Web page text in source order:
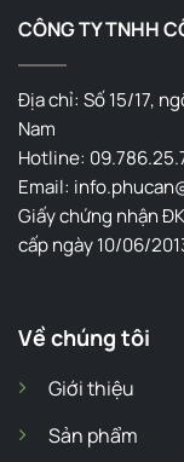
CÔNG TY TNHH
Địa chỉ: Số 15/17,
Nam
Hotline:
Email:
Giấy chứng nhận
cấp ngày 10/06/
Về chúng tôi
Giới thiệu
Sản phẩm